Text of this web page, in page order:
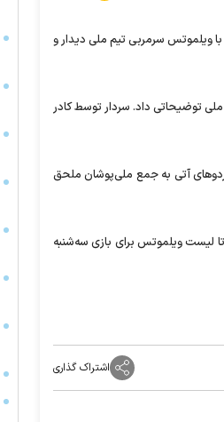
ویلموتس سرمربی تیم ملی دیدار و
ملی توضیحاتی داد. سردار توسط کادر
اردوهای آتی به جمع ملی‌پوشان ملحق
لیست ویلموتس برای بازی سه‌شنبه
اشتراک گذاری